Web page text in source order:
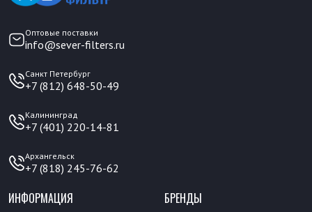
Оптовые поставки
info@sever-filters.ru
Санкт Петербург
+7 (812) 648-50-49
Калининград
+7 (401) 220-14-81
Архангельск
+7 (818) 245-76-62
ИНФОРМАЦИЯ БРЕНДЫ